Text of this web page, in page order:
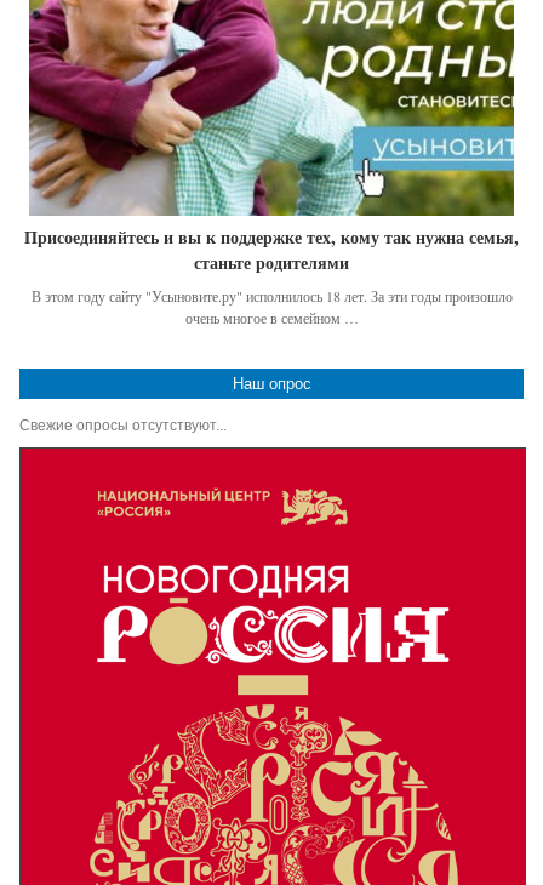
Присоединяйтесь и вы к поддержке тех, кому так нужна семья,
станьте родителями
В этом году сайту "Усыновите.ру" исполнилось 18 лет. За эти годы произошло
очень многое в семейном …
Наш опрос
Свежие опросы отсутствуют...